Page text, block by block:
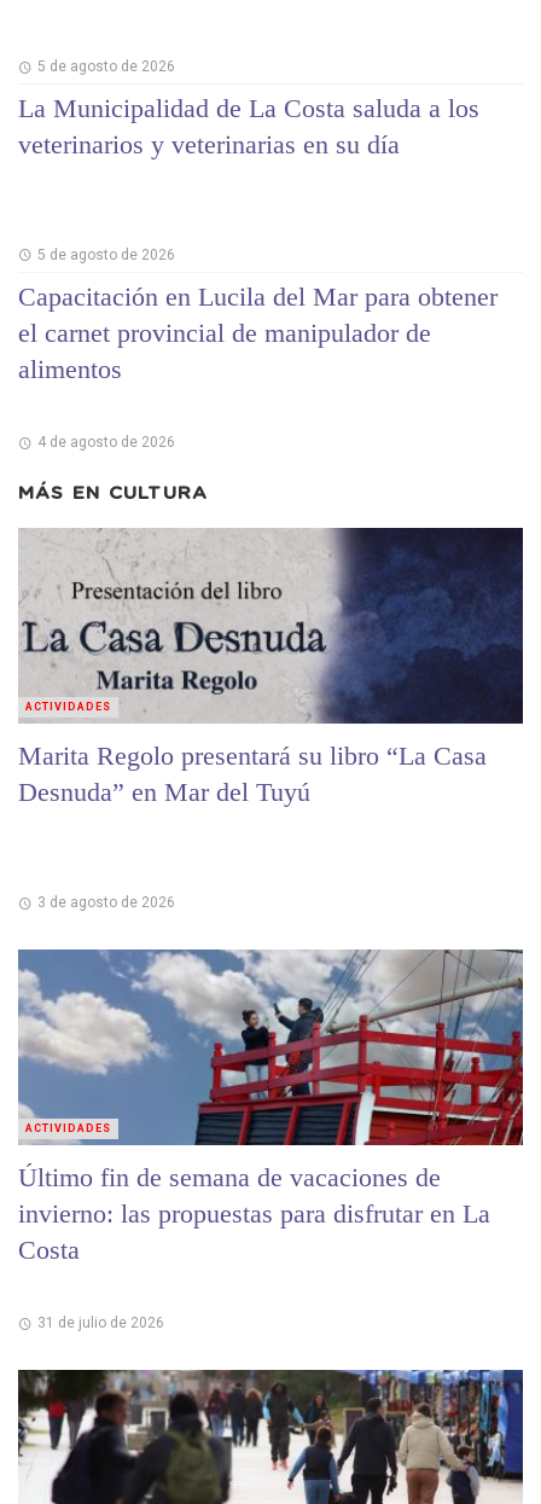
5 de agosto de 2026
La Municipalidad de La Costa saluda a los
veterinarios y veterinarias en su día
5 de agosto de 2026
Capacitación en Lucila del Mar para obtener
el carnet provincial de manipulador de
alimentos
4 de agosto de 2026
MÁS EN CULTURA
Marita Regolo presentará su libro “La Casa
Desnuda” en Mar del Tuyú
3 de agosto de 2026
ACTIVIDADES
Último fin de semana de vacaciones de
invierno: las propuestas para disfrutar en La
Costa
31 de julio de 2026
ACTIVIDADES